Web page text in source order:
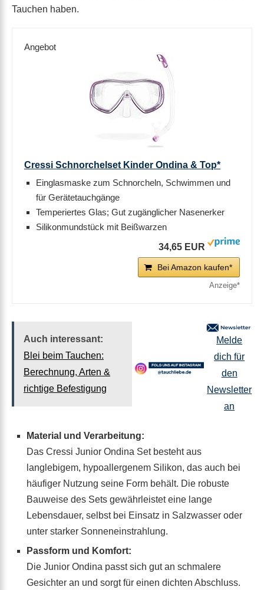
Tauchen haben.
Angebot
Cressi Schnorchelset Kinder Ondina & Top*
Einglasmaske zum Schnorcheln, Schwimmen und
für Gerätetauchgänge
Temperiertes Glas; Gut zugänglicher Nasenerker
Silikonmundstück mit Beißwarzen
34,65 EUR
Bei Amazon kaufen*
Auch interessant:
Blei beim Tauchen:
Berechnung, Arten &
richtige Befestigung
Melde
dich für
den
Newsletter
an
Material und Verarbeitung:
Das Cressi Junior Ondina Set besteht aus
langlebigem, hypoallergenem Silikon, das auch bei
häufiger Nutzung seine Form behält. Die robuste
Bauweise des Sets gewährleistet eine lange
Lebensdauer, selbst bei Einsatz in Salzwasser oder
unter starker Sonneneinstrahlung.
Passform und Komfort:
Die Junior Ondina passt sich gut an schmalere
Gesichter an und sorgt für einen dichten Abschluss.